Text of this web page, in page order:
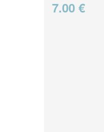
7.00 €